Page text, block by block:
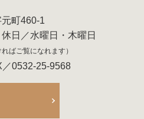
町460-1
日／水曜日・木曜日
ばご覧になれます）
0532-25-9568